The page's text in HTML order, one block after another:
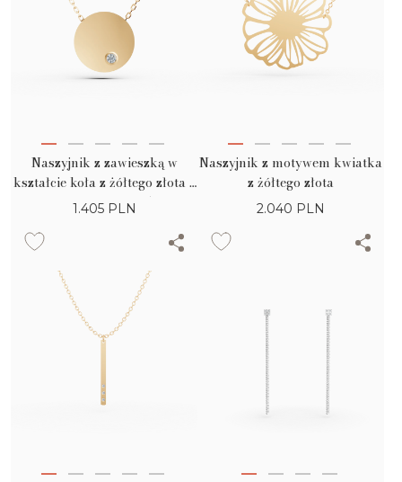
Naszyjnik z zawieszką w
kształcie koła z żółtego złota z
diamentem 0.005ct
1.405 PLN
Naszyjnik z motywem kwiatka
z żółtego złota
2.040 PLN